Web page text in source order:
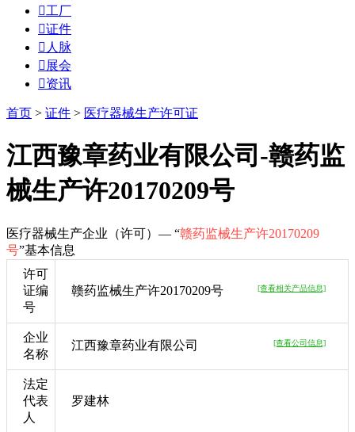
工厂
证件
 人脉
 展会
资讯
首页 > 证件 > 医疗器械生产许可证
江西豫章药业有限公司-赣药监
械生产许20170209号
医疗器械生产企业（许可）— “赣药监械生产许20170209
号”基本信息
许可
证编
号
赣药监械生产许20170209号 [查看相关产品信息]
企业
名称
江西豫章药业有限公司 [查看公司信息]
法定
代表
人
罗建林